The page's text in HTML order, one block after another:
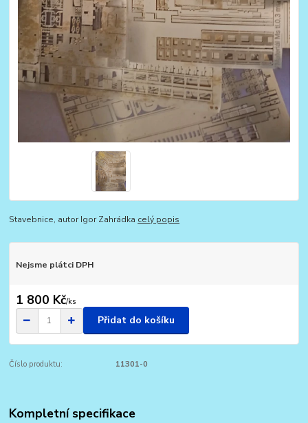
Stavebnice, autor Igor Zahrádka celý popis
Nejsme plátci DPH
1 800 Kč/ks
Přidat do košíku
Číslo produktu: 11301-0
Kompletní specifikace